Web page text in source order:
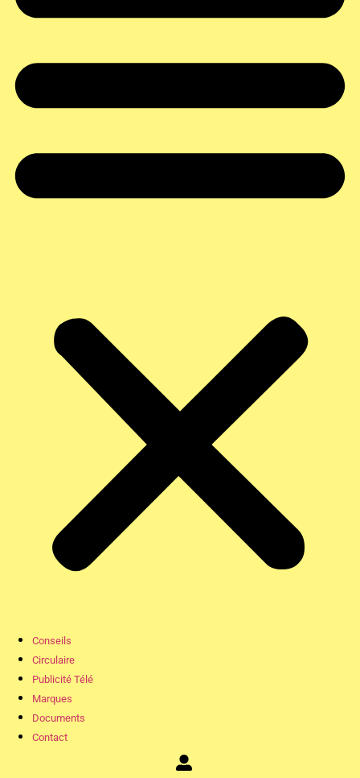
Conseils
Circulaire
Publicité Télé
Marques
Documents
Contact